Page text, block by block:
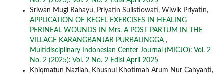
Sriwan Mugi Rahayu, Priyatin Sulistiowati, Wiwik Priyatin,
APPLICATION OF KEGEL EXERCISES IN HEALING
PERINEAL WOUNDS IN Mrs. A POST PARTUM IN THE
VILLAGE KARANGBANJAR PURBALINGGA ,
Multidisciplinary Indonesian Center Journal (MICJO): Vol. 2
No. 2 (2025): Vol. 2 No. 2 Edisi April 2025
Khiqmatun Nazilah, Khusnul Khotimah Arum Nur Cahyanti,